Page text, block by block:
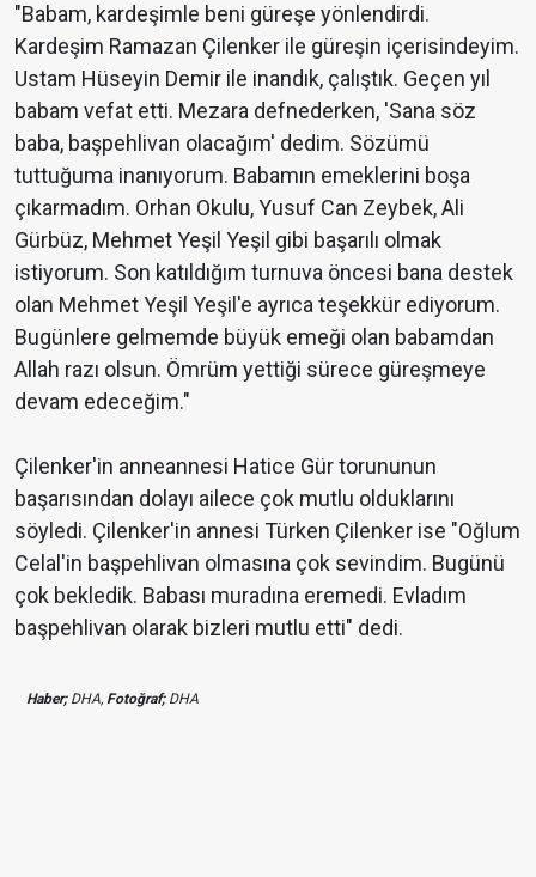
"Babam, kardeşimle beni güreşe yönlendirdi.
Kardeşim Ramazan Çilenker ile güreşin içerisindeyim.
Ustam Hüseyin Demir ile inandık, çalıştık. Geçen yıl
babam vefat etti. Mezara defnederken, 'Sana söz
baba, başpehlivan olacağım' dedim. Sözümü
tuttuğuma inanıyorum. Babamın emeklerini boşa
çıkarmadım. Orhan Okulu, Yusuf Can Zeybek, Ali
Gürbüz, Mehmet Yeşil Yeşil gibi başarılı olmak
istiyorum. Son katıldığım turnuva öncesi bana destek
olan Mehmet Yeşil Yeşil'e ayrıca teşekkür ediyorum.
Bugünlere gelmemde büyük emeği olan babamdan
Allah razı olsun. Ömrüm yettiği sürece güreşmeye
devam edeceğim."
Çilenker'in anneannesi Hatice Gür torununun
başarısından dolayı ailece çok mutlu olduklarını
söyledi. Çilenker'in annesi Türken Çilenker ise "Oğlum
Celal'in başpehlivan olmasına çok sevindim. Bugünü
çok bekledik. Babası muradına eremedi. Evladım
başpehlivan olarak bizleri mutlu etti" dedi.
Haber;DHA, Fotoğraf;DHA